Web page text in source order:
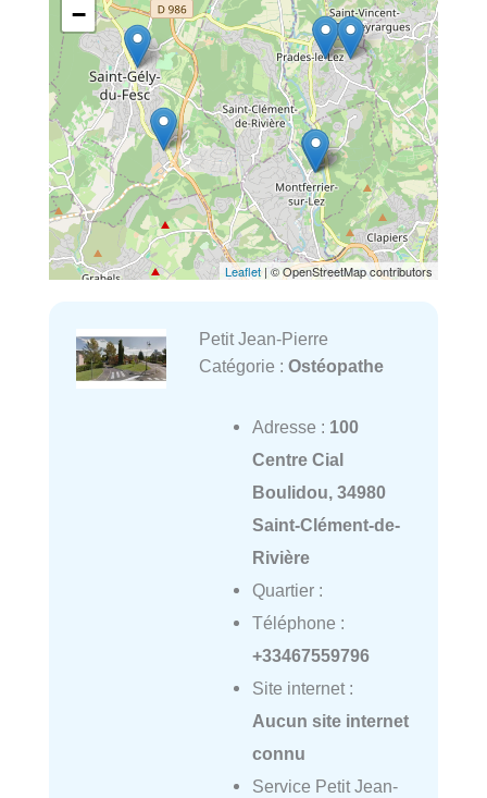
−
Leaflet | © OpenStreetMap contributors
Petit Jean-Pierre
Catégorie : Ostéopathe
Adresse : 100
Centre Cial
Boulidou, 34980
Saint-Clément-de-
Rivière
Quartier :
Téléphone :
+33467559796
Site internet :
Aucun site internet
connu
Service Petit Jean-